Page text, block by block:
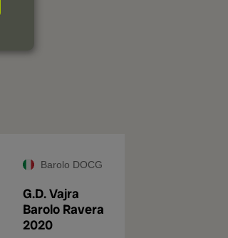
Barolo DOCG
G.D. Vajra
Barolo Ravera
2020